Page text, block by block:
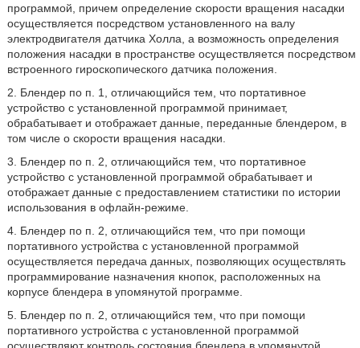
программой, причем определение скорости вращения насадки
осуществляется посредством установленного на валу
электродвигателя датчика Холла, а возможность определения
положения насадки в пространстве осуществляется посредством
встроенного гироскопического датчика положения.
2. Блендер по п. 1, отличающийся тем, что портативное
устройство с установленной программой принимает,
обрабатывает и отображает данные, переданные блендером, в
том числе о скорости вращения насадки.
3. Блендер по п. 2, отличающийся тем, что портативное
устройство с установленной программой обрабатывает и
отображает данные с предоставлением статистики по истории
использования в офлайн-режиме.
4. Блендер по п. 2, отличающийся тем, что при помощи
портативного устройства с установленной программой
осуществляется передача данных, позволяющих осуществлять
программирование назначения кнопок, расположенных на
корпусе блендера в упомянутой программе.
5. Блендер по п. 2, отличающийся тем, что при помощи
портативного устройства с установленной программой